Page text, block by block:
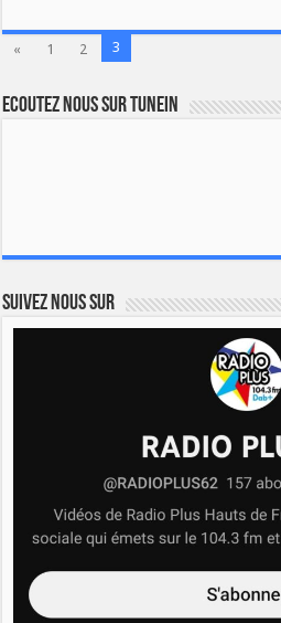
« 1 2 3
Ecoutez nous sur TuneIn
Suivez nous sur